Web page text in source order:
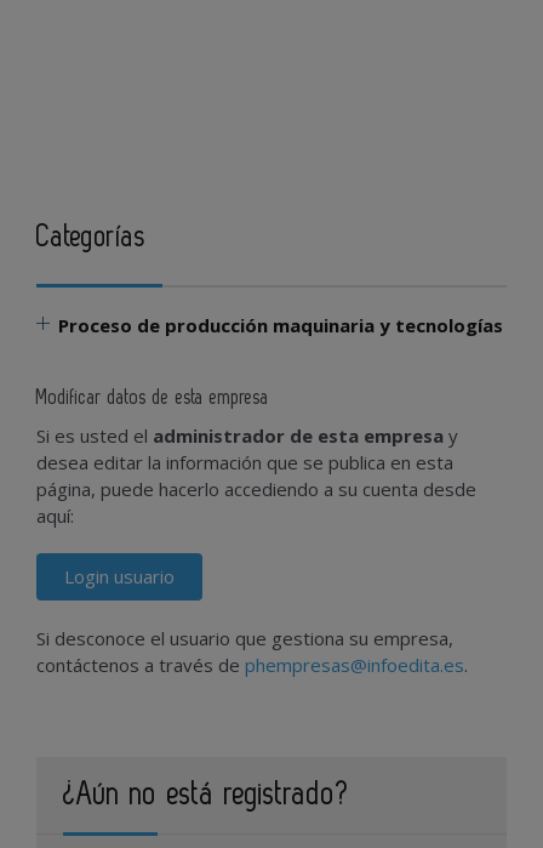
Categorías
Proceso de producción maquinaria y tecnologías
Modificar datos de esta empresa
Si es usted el administrador de esta empresa y
desea editar la información que se publica en esta
página, puede hacerlo accediendo a su cuenta desde
aquí:
Login usuario
Si desconoce el usuario que gestiona su empresa,
contáctenos a través de phempresas@infoedita.es.
¿Aún no está registrado?